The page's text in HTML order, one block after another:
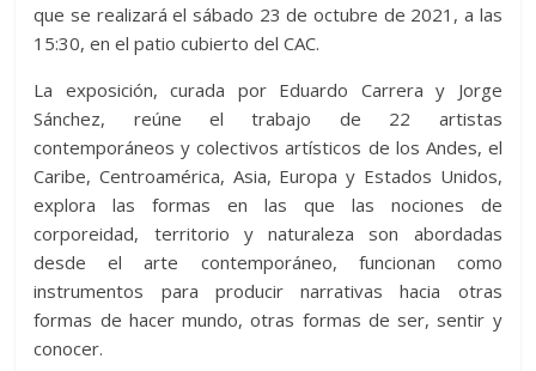
que se realizará el sábado 23 de octubre de 2021, a las
15:30, en el patio cubierto del CAC.
La exposición, curada por Eduardo Carrera y Jorge
Sánchez, reúne el trabajo de 22 artistas
contemporáneos y colectivos artísticos de los Andes, el
Caribe, Centroamérica, Asia, Europa y Estados Unidos,
explora las formas en las que las nociones de
corporeidad, territorio y naturaleza son abordadas
desde el arte contemporáneo, funcionan como
instrumentos para producir narrativas hacia otras
formas de hacer mundo, otras formas de ser, sentir y
conocer.